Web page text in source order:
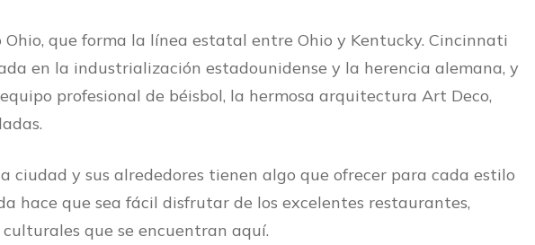
que forma la línea estatal entre Ohio y Kentucky. Cincinnati
en la industrialización estadounidense y la herencia alemana, y
profesional de béisbol, la hermosa arquitectura Art Deco,
ciudad y sus alrededores tienen algo que ofrecer para cada estilo
hace que sea fácil disfrutar de los excelentes restaurantes,
que se encuentran aquí.